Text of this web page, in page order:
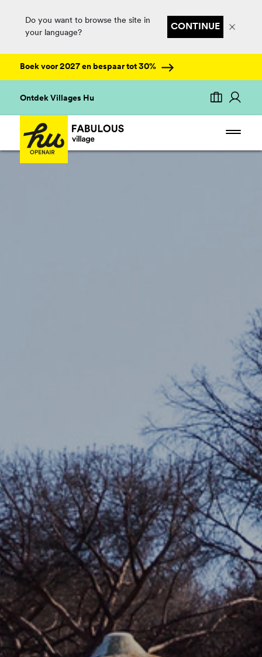
Do you want to browse the site in
your language?
CONTINUE
Boek voor 2027 en bespaar tot 30%
Ontdek Villages Hu